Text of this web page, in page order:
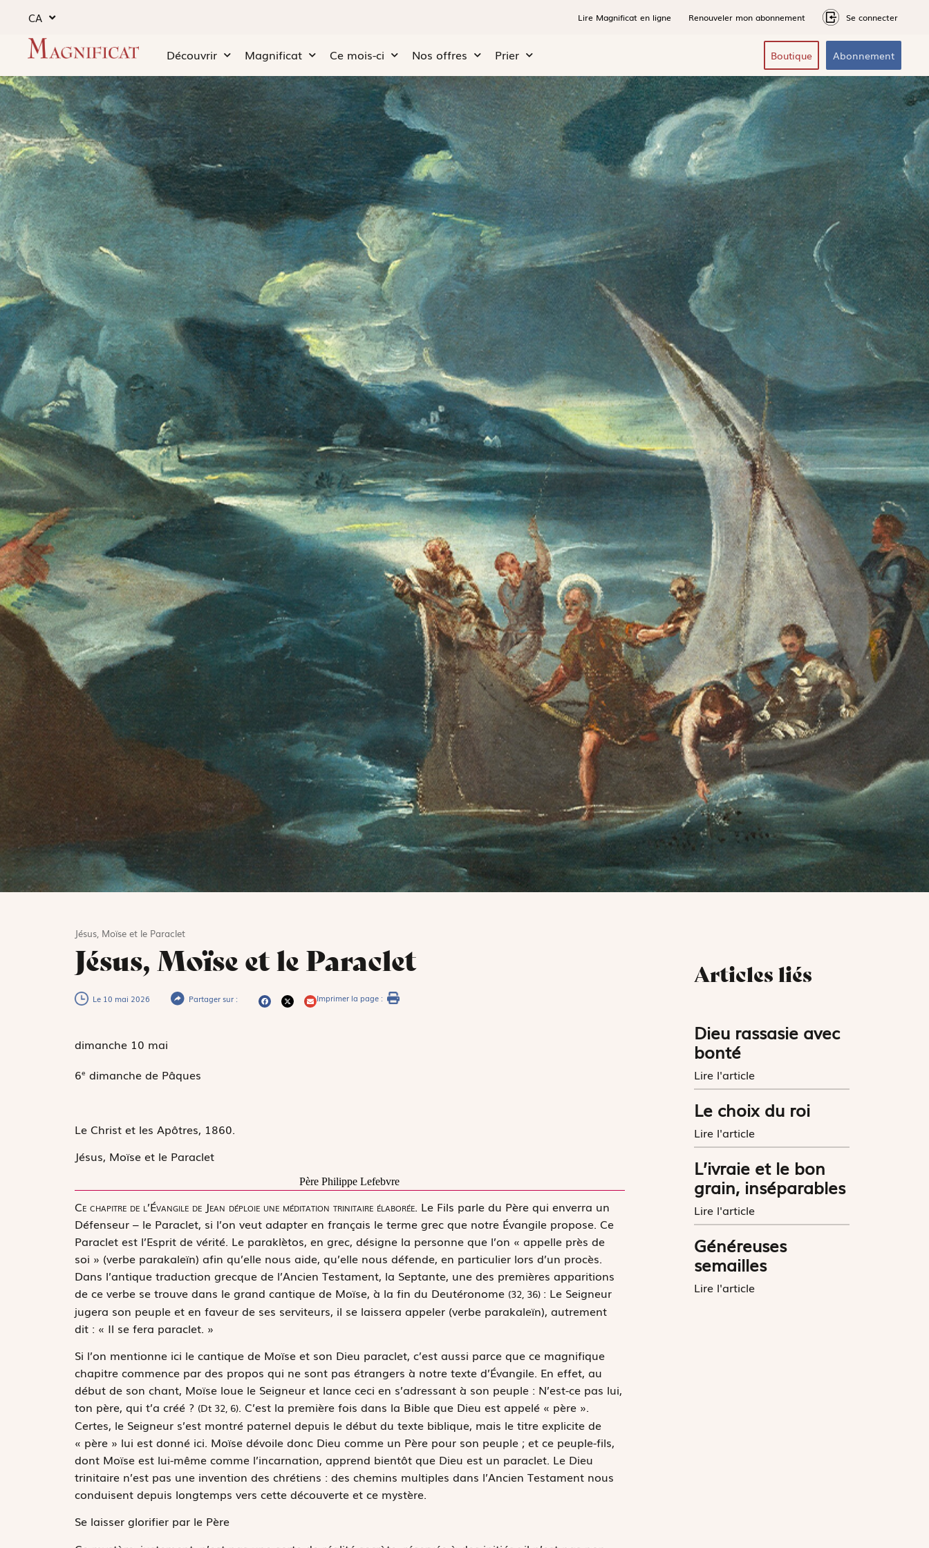
CA Lire Magnificat en ligne Renouveler mon abonnement Se connecter
Découvrir Magnificat Ce mois-ci Nos offres Prier Boutique Abonnement
Jésus, Moïse et le Paraclet
Jésus, Moïse et le Paraclet
Le 10 mai 2026 Partager sur : Imprimer la page :
dimanche 10 mai
6e dimanche de Pâques
Le Christ et les Apôtres, 1860.
Jésus, Moïse et le Paraclet
Père Philippe Lefebvre
Ce chapitre de l’Évangile de Jean déploie une méditation trinitaire élaborée. Le Fils parle du Père qui enverra un
Défenseur– le Paraclet, si l’on veut adapter en français le terme grec que notre Évangile propose. Ce
Paraclet est l’Esprit de vérité. Le paraklètos, en grec, désigne la personne que l’on « appelle près de
soi » (verbe parakaleïn) afin qu’elle nous aide, qu’elle nous défende, en particulier lors d’un procès.
Dans l’antique traduction grecque de l’Ancien Testament, la Septante, une des premières apparitions
de ce verbe se trouve dans le grand cantique de Moïse, à la fin du Deutéronome (32, 36) : Le Seigneur
jugera son peuple et en faveur de ses serviteurs, il se laissera appeler(verbe parakaleïn), autrement
dit : « Il se fera paraclet. »
Si l’on mentionne ici le cantique de Moïse et son Dieu paraclet, c’est aussi parce que ce magnifique
chapitre commence par des propos qui ne sont pas étrangers à notre texte d’Évangile. En effet, au
début de son chant, Moïse loue le Seigneur et lance ceci en s’adressant à son peuple : N’est-ce pas lui,
ton père, qui t’a créé ? (Dt 32, 6). C’est la première fois dans la Bible que Dieu est appelé « père ».
Certes, le Seigneur s’est montré paternel depuis le début du texte biblique, mais le titre explicite de
« père » lui est donné ici. Moïse dévoile donc Dieu comme un Père pour son peuple ; et ce peuple-fils,
dont Moïse est lui-même comme l’incarnation, apprend bientôt que Dieu est un paraclet. Le Dieu
trinitaire n’est pas une invention des chrétiens : des chemins multiples dans l’Ancien Testament nous
conduisent depuis longtemps vers cette découverte et ce mystère.
Se laisser glorifier par le Père
Articles liés
Dieu rassasie avec
bonté
Lire l'article
Le choix du roi
Lire l'article
L’ivraie et le bon
grain, inséparables
Lire l'article
Généreuses
semailles
Lire l'article